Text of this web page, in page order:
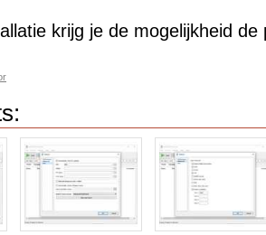
krijg je de mogelijkheid de